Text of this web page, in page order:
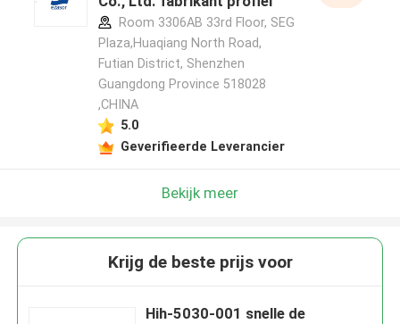
Room 3306AB 33rd Floor, SEG
Plaza,Huaqiang North Road,
Futian District, Shenzhen
Guangdong Province 518028
,CHINA
5.0
Geverifieerde Leverancier
Bekijk meer
Krijg de beste prijs voor
Hih-5030-001 snelle de